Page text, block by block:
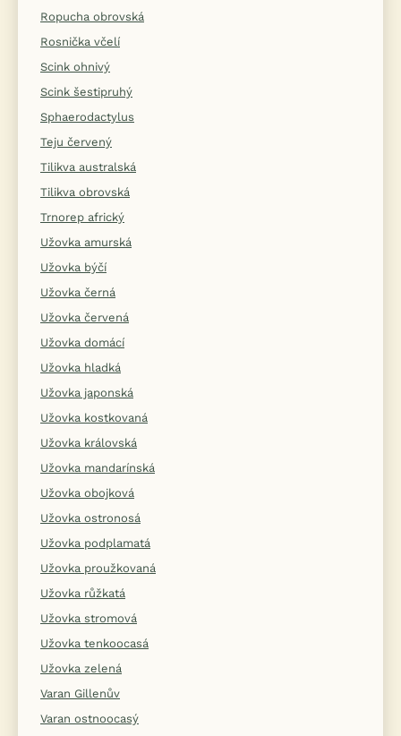
Ropucha obrovská
Rosnička včelí
Scink ohnivý
Scink šestipruhý
Sphaerodactylus
Teju červený
Tilikva australská
Tilikva obrovská
Trnorep africký
Užovka amurská
Užovka býčí
Užovka černá
Užovka červená
Užovka domácí
Užovka hladká
Užovka japonská
Užovka kostkovaná
Užovka královská
Užovka mandarínská
Užovka obojková
Užovka ostronosá
Užovka podplamatá
Užovka proužkovaná
Užovka růžkatá
Užovka stromová
Užovka tenkoocasá
Užovka zelená
Varan Gillenův
Varan ostnoocasý